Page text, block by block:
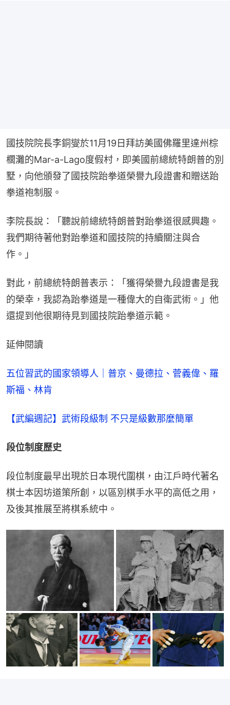
國技院院長李銅燮於11月19日拜訪美國佛羅里達州棕
櫚灘的Mar-a-Lago度假村，即美國前總統特朗普的別
墅，向他頒發了國技院跆拳道榮譽九段證書和贈送跆
拳道袍制服。
李院長說：「聽說前總統特朗普對跆拳道很感興趣。
我們期待著他對跆拳道和國技院的持續關注與合
作。」
對此，前總統特朗普表示：「獲得榮譽九段證書是我
的榮幸，我認為跆拳道是一種偉大的自衛武術。」他
還提到他很期待見到國技院跆拳道示範。
延伸閱讀
五位習武的國家領導人｜普京、曼德拉、菅義偉、羅
斯福、林肯
【武編週記】武術段級制 不只是級數那麼簡單
段位制度歷史
段位制度最早出現於日本現代圍棋，由江戶時代著名
棋士本因坊道策所創，以區別棋手水平的高低之用，
及後其推展至將棋系統中。